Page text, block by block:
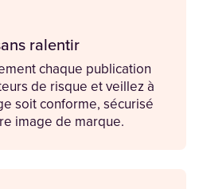
ralentir
chaque publication
de risque et veillez à
soit conforme, sécurisé
image de marque.